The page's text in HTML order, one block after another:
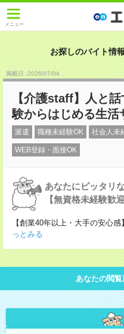
メニュー
お探しのバイト情
掲載日 :2026/07/04
【介護staff】人と
験からはじめる生活
派遣 職種未経験OK 社会人未
WEB登録・面接OK
あなたにピッタリ
【無資格未経験歓迎
【創業40年以上・大手の安心
っとみる
あなたの閲